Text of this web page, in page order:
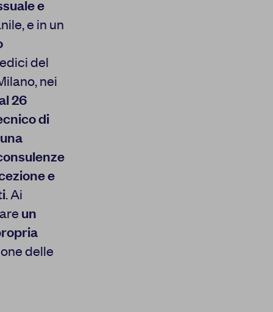
e
e in un
del
nei
26
di
e
. Ai
un
delle